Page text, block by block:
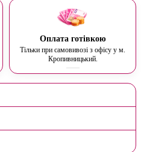
Оплата готівкою
Тільки при самовивозі з офісу у м.
Кропивницький.